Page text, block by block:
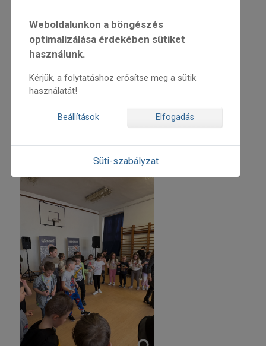
Weboldalunkon a böngészés
optimalizálása érdekében sütiket
használunk.
Kérjük, a folytatáshoz erősítse meg a sütik
használatát!
Beállítások Elfogadás
Süti-szabályzat